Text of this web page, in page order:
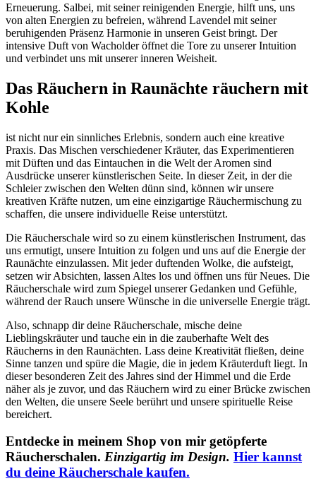
Erneuerung. Salbei, mit seiner reinigenden Energie, hilft uns, uns
von alten Energien zu befreien, während Lavendel mit seiner
beruhigenden Präsenz Harmonie in unseren Geist bringt. Der
intensive Duft von Wacholder öffnet die Tore zu unserer Intuition
und verbindet uns mit unserer inneren Weisheit.
Das Räuchern in Raunächte räuchern mit
Kohle
ist nicht nur ein sinnliches Erlebnis, sondern auch eine kreative
Praxis. Das Mischen verschiedener Kräuter, das Experimentieren
mit Düften und das Eintauchen in die Welt der Aromen sind
Ausdrücke unserer künstlerischen Seite. In dieser Zeit, in der die
Schleier zwischen den Welten dünn sind, können wir unsere
kreativen Kräfte nutzen, um eine einzigartige Räuchermischung zu
schaffen, die unsere individuelle Reise unterstützt.
Die Räucherschale wird so zu einem künstlerischen Instrument, das
uns ermutigt, unsere Intuition zu folgen und uns auf die Energie der
Raunächte einzulassen. Mit jeder duftenden Wolke, die aufsteigt,
setzen wir Absichten, lassen Altes los und öffnen uns für Neues. Die
Räucherschale wird zum Spiegel unserer Gedanken und Gefühle,
während der Rauch unsere Wünsche in die universelle Energie trägt.
Also, schnapp dir deine Räucherschale, mische deine
Lieblingskräuter und tauche ein in die zauberhafte Welt des
Räucherns in den Raunächten. Lass deine Kreativität fließen, deine
Sinne tanzen und spüre die Magie, die in jedem Kräuterduft liegt. In
dieser besonderen Zeit des Jahres sind der Himmel und die Erde
näher als je zuvor, und das Räuchern wird zu einer Brücke zwischen
den Welten, die unsere Seele berührt und unsere spirituelle Reise
bereichert.
Entdecke in meinem Shop von mir getöpferte
Räucherschalen. Einzigartig im Design. Hier kannst
du deine Räucherschale kaufen.